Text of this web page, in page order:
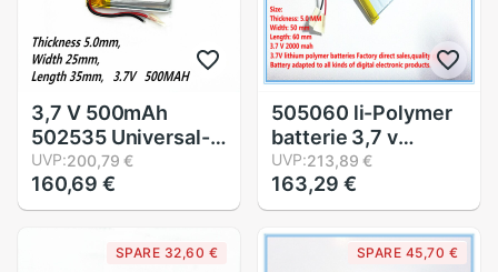
3,7 V 500mAh
502535 Universal-
Li-Ion batterie für
Tablette pc 7 zoll 8
9 Mp4 Mp5 DIY Pad
UVP:200,79 €
160,69 €
505060 li-Polymer
batterie 3,7 v
2000mah für gps
Akku Für MP4 MP5
GPS DVD Handy,
Mobiltelefon Video
spiel E-bücher
UVP:213,89 €
163,29 €
SPARE 32,60 € SPARE 45,70 €